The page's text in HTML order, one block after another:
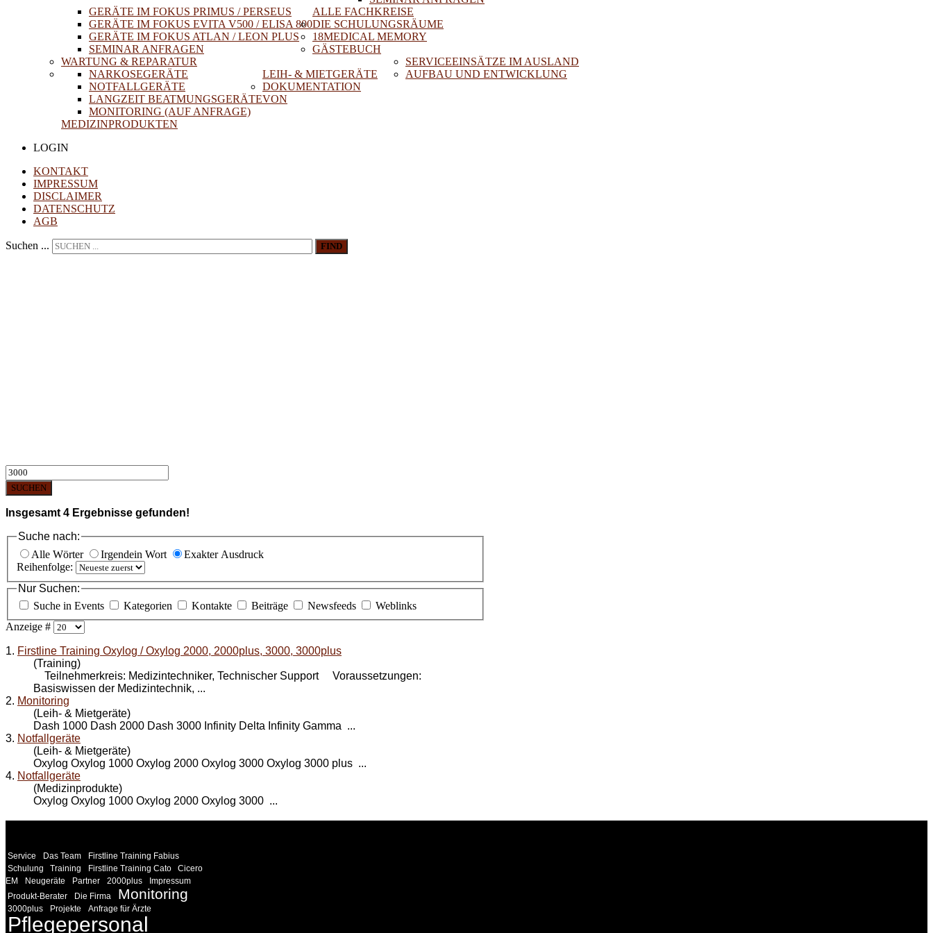
ALLE FACHKREISE
GERÄTE IM FOKUS PRIMUS / PERSEUS
GERÄTE IM FOKUS EVITA V500 / ELISA 800
GERÄTE IM FOKUS ATLAN / LEON PLUS
SEMINAR ANFRAGEN
DIE SCHULUNGSRÄUME
18MEDICAL MEMORY
GÄSTEBUCH
WARTUNG & REPARATUR
LEIH- & MIETGERÄTE
NARKOSEGERÄTE
NOTFALLGERÄTE
LANGZEIT BEATMUNGSGERÄTE
MONITORING (AUF ANFRAGE)
DOKUMENTATION
VON
MEDIZINPRODUKTEN
SERVICEEINSÄTZE IM AUSLAND
AUFBAU UND ENTWICKLUNG
LOGIN
KONTAKT
IMPRESSUM
DISCLAIMER
DATENSCHUTZ
AGB
Suchen ... FIND
SUCHEN
Insgesamt 4 Ergebnisse gefunden!
Suche nach:
Alle Wörter
Irgendein Wort
Exakter Ausdruck
Reihenfolge:
Nur Suchen:
Suche in Events
Kategorien Kontakte Beiträge Newsfeeds
Weblinks
Anzeige #
1. Firstline Training Oxylog / Oxylog 2000, 2000plus, 3000, 3000plus
(Training)
Teilnehmerkreis: Medizintechniker, Technischer Support Voraussetzungen:
Basiswissen der Medizintechnik, ...
2. Monitoring
(Leih- & Mietgeräte)
Dash 1000 Dash 2000 Dash 3000 Infinity Delta Infinity Gamma ...
3. Notfallgeräte
(Leih- & Mietgeräte)
Oxylog Oxylog 1000 Oxylog 2000 Oxylog 3000 Oxylog 3000 plus ...
4. Notfallgeräte
(Medizinprodukte)
Oxylog Oxylog 1000 Oxylog 2000 Oxylog 3000 ...
Service Das Team
Firstline Training Fabius
Schulung
Training Firstline Training Cato
Cicero
EM
Neugeräte Partner 2000plus
Impressum
Produkt-Berater
Die Firma Monitoring
3000plus Projekte Anfrage für Ärzte
Pflegepersonal